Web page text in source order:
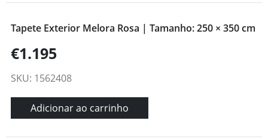
Tapete Exterior Melora Rosa | Tamanho: 250 × 350 cm
€1.195
SKU: 1562408
Adicionar ao carrinho